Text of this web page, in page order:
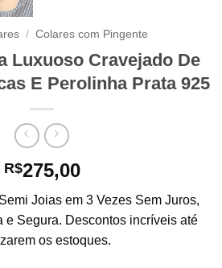
/ Colares com Pingente
Luxuoso Cravejado De
E Perolinha Prata 925
R$275,00
Joias em 3 Vezes Sem Juros,
e Segura. Descontos incríveis até
os estoques.